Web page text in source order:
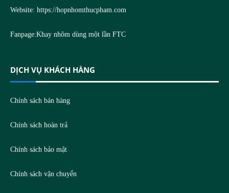
Website: https://hopnhomthucpham.com
Fanpage:Khay nhôm dùng một lần FTC
DỊCH VỤ KHÁCH HÀNG
Chính sách bán hàng
Chính sách hoàn trả
Chính sách bảo mật
Chính sách vận chuyển